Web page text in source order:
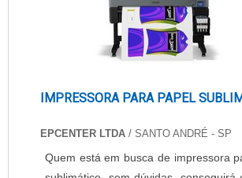
IMPRESSORA PARA PAPEL
EPCENTER LTDA / SANTO ANDRÉ - SP
Quem está em busca de impressora